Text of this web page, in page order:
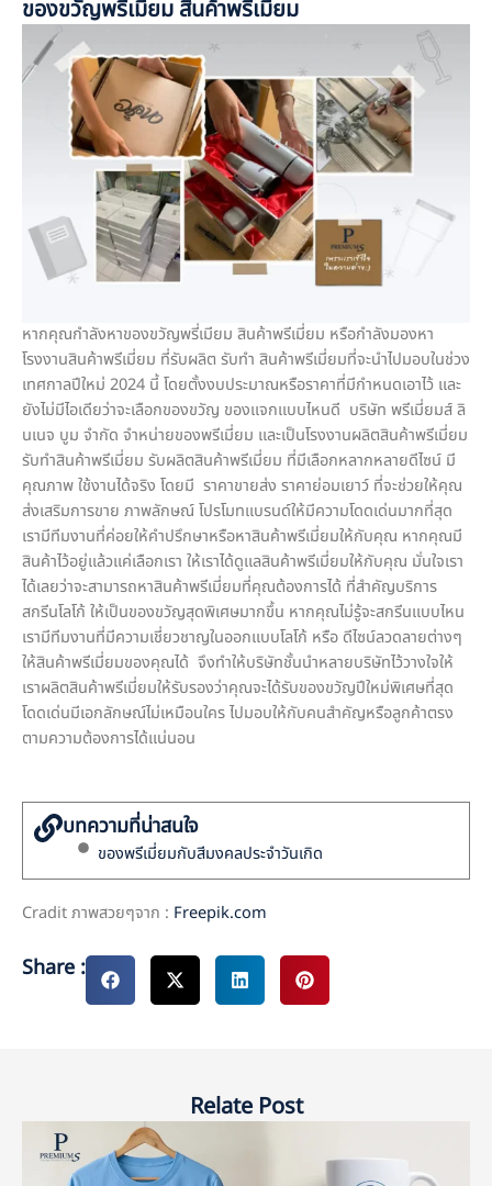
ของขวัญพรี่เมียม สินค้าพรีเมี่ยม
หากคุณกำลังหาของขวัญพรี่เมียม สินค้าพรีเมี่ยม หรือกำลังมองหา
โรงงานสินค้าพรีเมี่ยม ที่รับผลิต รับทำ สินค้าพรีเมี่ยมที่จะนำไปมอบในช่วง
เทศกาลปีใหม่ 2024 นี้ โดยตั้งงบประมาณหรือราคาที่มีกำหนดเอาไว้ และ
ยังไม่มีไอเดียว่าจะเลือกของขวัญ ของแจกแบบไหนดี บริษัท พรีเมี่ยมส์ ลิ
นเนจ บูม จำกัด จำหน่ายของพรีเมี่ยม และเป็นโรงงานผลิตสินค้าพรีเมี่ยม
รับทำสินค้าพรีเมี่ยม รับผลิตสินค้าพรีเมี่ยม ที่มีเลือกหลากหลายดีไซน์ มี
คุณภาพ ใช้งานได้จริง โดยมี ราคาขายส่ง ราคาย่อมเยาว์ ที่จะช่วยให้คุณ
ส่งเสริมการขาย ภาพลักษณ์ โปรโมทแบรนด์ให้มีความโดดเด่นมากที่สุด
เรามีทีมงานที่ค่อยให้คำปรึกษาหรือหาสินค้าพรีเมี่ยมให้กับคุณ หากคุณมี
สินค้าไว้อยู่แล้วแค่เลือกเรา ให้เราได้ดูแลสินค้าพรีเมี่ยมให้กับคุณ มั่นใจเรา
ได้เลยว่าจะสามารถหาสินค้าพรีเมี่ยมที่คุณต้องการได้ ที่สำคัญบริการ
สกรีนโลโก้ ให้เป็นของขวัญสุดพิเศษมากขึ้น หากคุณไม่รู้จะสกรีนแบบไหน
เรามีทีมงานที่มีความเชี่ยวชาญในออกแบบโลโก้ หรือ ดีไซน์ลวดลายต่างๆ
ให้สินค้าพรีเมี่ยมของคุณได้ จึงทำให้บริษัทชั้นนำหลายบริษัทไว้วางใจให้
เราผลิตสินค้าพรีเมี่ยมให้รับรองว่าคุณจะได้รับของขวัญปีใหม่พิเศษที่สุด
โดดเด่นมีเอกลักษณ์ไม่เหมือนใคร ไปมอบให้กับคนสำคัญหรือลูกค้าตรง
ตามความต้องการได้แน่นอน
บทความที่น่าสนใจ
ของพรีเมี่ยมกับสีมงคลประจำวันเกิด
Cradit ภาพสวยๆจาก : Freepik.com
Share :
Relate Post